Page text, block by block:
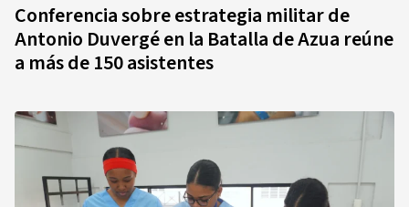
Conferencia sobre estrategia militar de
Antonio Duvergé en la Batalla de Azua reúne
a más de 150 asistentes